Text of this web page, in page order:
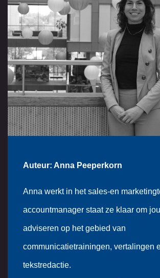
Auteur: Anna Peeperkorn
Anna werkt in het sales-en
accountmanager staat ze klaar om
adviseren op het gebied van
communicatietrainingen, vertalingen
tekstredactie.